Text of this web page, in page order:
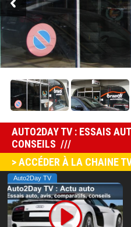
AUTO2DAY TV : ESSAIS
CONSEILS
> ACCÉDER À LA CHAINE
Auto2Day TV